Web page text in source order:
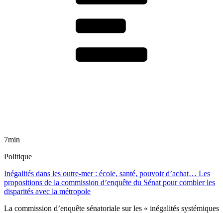
7min
Politique
Inégalités dans les outre-mer : école, santé, pouvoir d’achat… Les
propositions de la commission d’enquête du Sénat pour combler les
disparités avec la métropole
La commission d’enquête sénatoriale sur les « inégalités systémiques